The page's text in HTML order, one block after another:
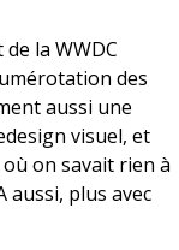
la WWDC
des
aussi une
où on savait rien à
aussi, plus avec